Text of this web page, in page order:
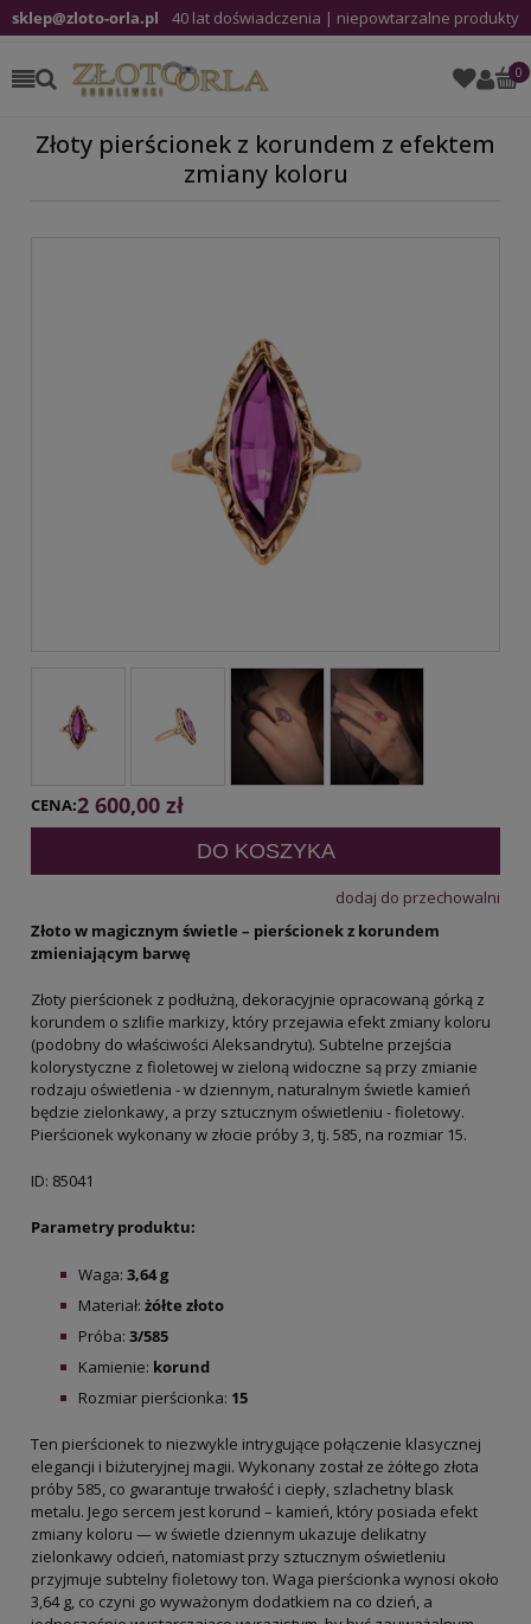
sklep@zloto-orla.pl 40 lat doświadczenia | niepowtarzalne produkty
Złoty pierścionek z korundem z efektem
zmiany koloru
CENA:2 600,00 zł
DO KOSZYKA
dodaj do przechowalni
Złoto w magicznym świetle – pierścionek z korundem
zmieniającym barwę
Złoty pierścionek z podłużną, dekoracyjnie opracowaną górką z
korundem o szlifie markizy, który przejawia efekt zmiany koloru
(podobny do właściwości Aleksandrytu). Subtelne przejścia
kolorystyczne z fioletowej w zieloną widoczne są przy zmianie
rodzaju oświetlenia - w dziennym, naturalnym świetle kamień
będzie zielonkawy, a przy sztucznym oświetleniu - fioletowy.
Pierścionek wykonany w złocie próby 3, tj. 585, na rozmiar 15.
ID: 85041
Parametry produktu:
Waga: 3,64g
Materiał: żółte złoto
Próba: 3/585
Kamienie: korund
Rozmiar pierścionka: 15
Ten pierścionek to niezwykle intrygujące połączenie klasycznej
elegancji i biżuteryjnej magii. Wykonany został ze żółtego złota
próby 585, co gwarantuje trwałość i ciepły, szlachetny blask
metalu. Jego sercem jest korund – kamień, który posiada efekt
zmiany koloru — w świetle dziennym ukazuje delikatny
zielonkawy odcień, natomiast przy sztucznym oświetleniu
przyjmuje subtelny fioletowy ton. Waga pierścionka wynosi około
3,64 g, co czyni go wyważonym dodatkiem na co dzień, a